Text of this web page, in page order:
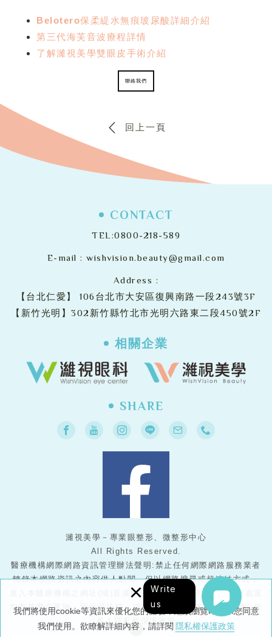
Write
us
我們將使用cookie等資訊來優化您的體驗，繼續瀏覽即表示您同意
我們使用。欲瞭解詳細內容，請詳閱 隱私權保護政策
×
Belotero保柔緹水無痕玻尿酸詳細介紹
第三代海芙音波療程詳情
了解濰視美學雙眼皮手術介紹
聯絡我們
回上一頁
CONTACT
TEL:0800-218-589
E-mail : wishvision.beauty@gmail.com
Address :
【台北仁愛】 106台北市大安區復興南路一段243號3F
【新竹光明】302新竹縣竹北市光明六路東二段450號2F
相關企業
SHARE
濰視美學－專業眼整形、微整形中心
All Rights Reserved.
醫療機構網際網路資訊管理辦法聲明:禁止任何網際網路服務業者
轉錄本網路資訊之內容供人點閱。但以網路搜尋或超連結方式，
進入本醫療機構之網址(域)直接點閱者，不在此限。任何醫療處置
均有其潛在風險，因此就診時，請務必與醫護人員配合，謝謝! 作
者| 隱私權保護政策